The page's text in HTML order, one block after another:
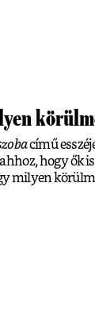
című
hogy ők
milyen